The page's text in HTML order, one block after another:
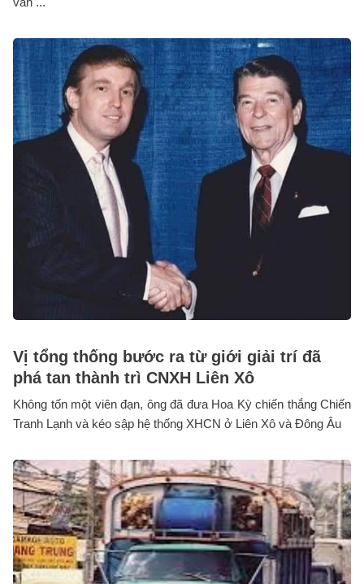
Vị tổng thống bước ra từ giới giải trí đã
phá tan thành trì CNXH Liên Xô
Không tốn một viên đạn, ông đã đưa Hoa Kỳ chiến thắng Chiến
Tranh Lạnh và kéo sập hệ thống XHCN ở Liên Xô và Đông Âu